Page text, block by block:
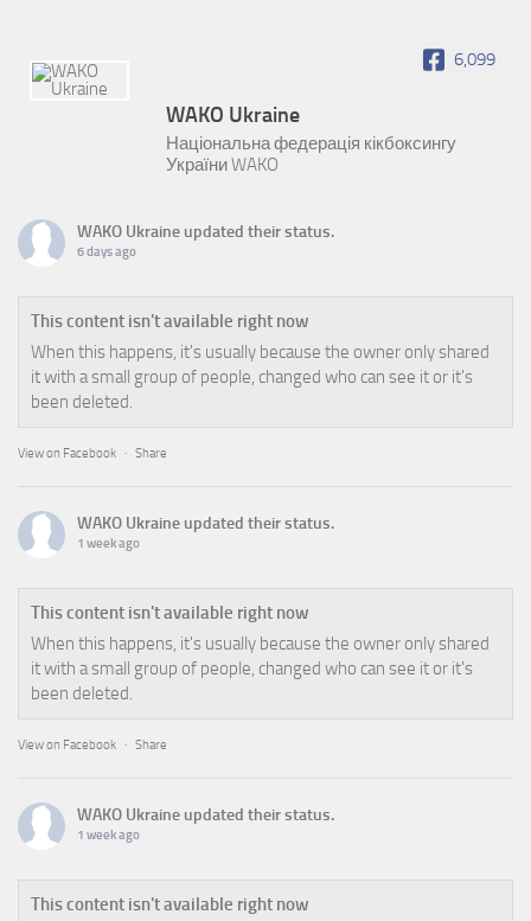
6,099
WAKO Ukraine
Національна федерація кікбоксингу
України WAKO
WAKO Ukraine updated their status.
6 days ago
This content isn't available right now
When this happens, it's usually because the owner only shared
it with a small group of people, changed who can see it or it's
been deleted.
View on Facebook · Share
WAKO Ukraine updated their status.
1 week ago
This content isn't available right now
When this happens, it's usually because the owner only shared
it with a small group of people, changed who can see it or it's
been deleted.
View on Facebook · Share
WAKO Ukraine updated their status.
1 week ago
This content isn't available right now